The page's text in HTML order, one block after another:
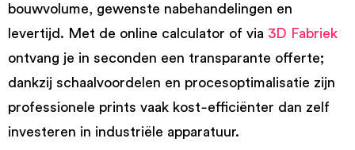
bouwvolume, gewenste nabehandelingen en
levertijd. Met de online calculator of via 3D Fabriek
ontvang je in seconden een transparante offerte;
dankzij schaalvoordelen en procesoptimalisatie zijn
professionele prints vaak kost‑efficiënter dan zelf
investeren in industriële apparatuur.